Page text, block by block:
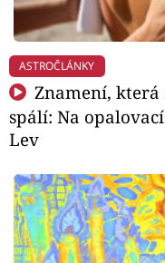
ASTROČLÁNKY
Znamení, která
spálí: Na
Lev